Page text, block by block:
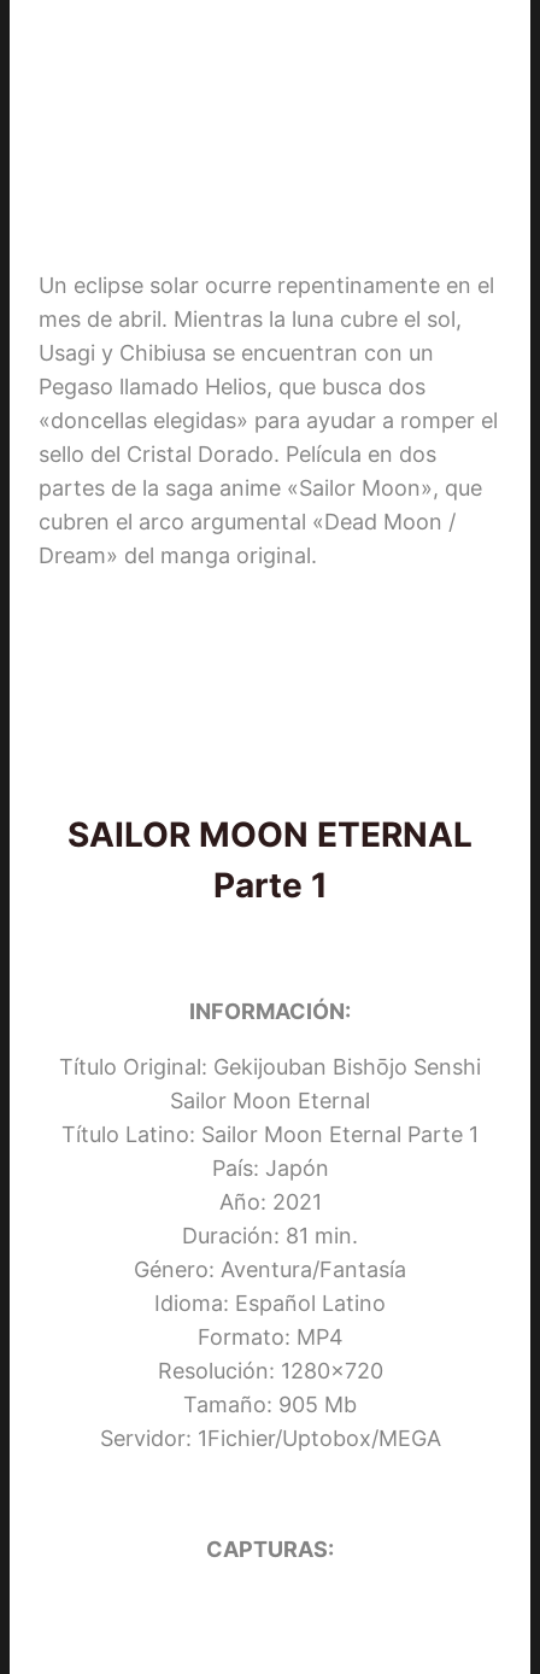
Un eclipse solar ocurre repentinamente en el
mes de abril. Mientras la luna cubre el sol,
Usagi y Chibiusa se encuentran con un
Pegaso llamado Helios, que busca dos
«doncellas elegidas» para ayudar a romper el
sello del Cristal Dorado. Película en dos
partes de la saga anime «Sailor Moon», que
cubren el arco argumental «Dead Moon /
Dream» del manga original.
SAILOR MOON ETERNAL
Parte 1
INFORMACIÓN:
Título Original: Gekijouban Bishōjo Senshi
Sailor Moon Eternal
Título Latino: Sailor Moon Eternal Parte 1
País: Japón
Año: 2021
Duración: 81 min.
Género: Aventura/Fantasía
Idioma: Español Latino
Formato: MP4
Resolución: 1280×720
Tamaño: 905 Mb
Servidor: 1Fichier/Uptobox/MEGA
CAPTURAS: